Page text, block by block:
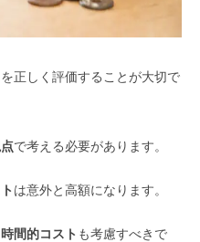
を正しく評価することが大切で
で考える必要があります。
は意外と高額になります。
時間的コスト も考慮すべきで